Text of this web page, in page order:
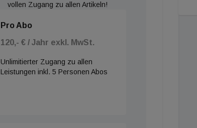
vollen Zugang zu allen Artikeln!
Pro Abo
120,- € / Jahr exkl. MwSt.
Unlimitierter Zugang zu allen
Leistungen inkl. 5 Personen Abos